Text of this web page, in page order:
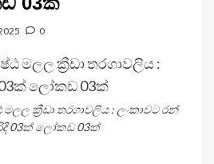
0
ක්‍රීඩා තරගාවලිය : ලංකාවට රන්
03ක් ලෝකඩ 03ක්